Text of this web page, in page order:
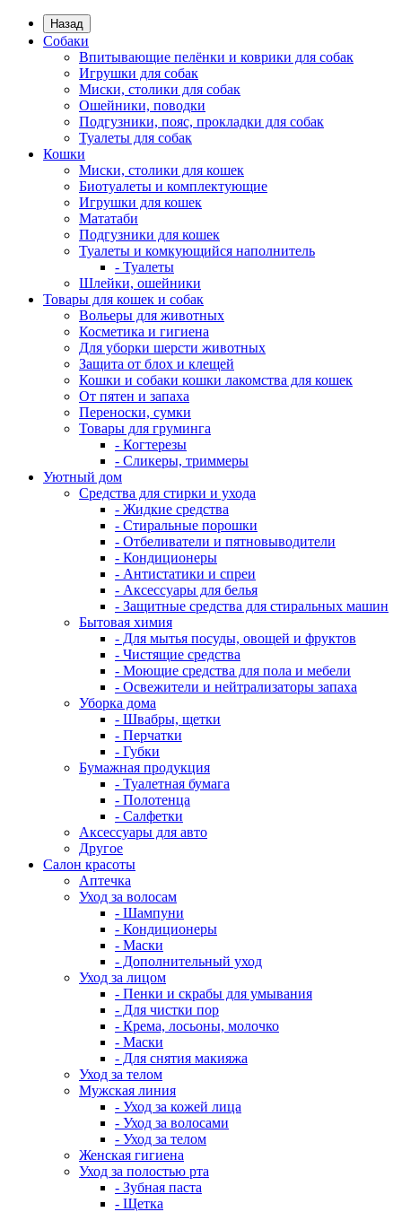
Назад
Собаки
Впитывающие пелёнки и коврики для собак
Игрушки для собак
Миски, столики для собак
Ошейники, поводки
Подгузники, пояс, прокладки для собак
Туалеты для собак
Кошки
Миски, столики для кошек
Биотуалеты и комплектующие
Игрушки для кошек
Мататаби
Подгузники для кошек
Туалеты и комкующийся наполнитель
- Туалеты
Шлейки, ошейники
Товары для кошек и собак
Вольеры для животных
Косметика и гигиена
Для уборки шерсти животных
Защита от блох и клещей
Кошки и собаки кошки лакомства для кошек
От пятен и запаха
Переноски, сумки
Товары для груминга
- Когтерезы
- Сликеры, триммеры
Уютный дом
Средства для стирки и ухода
- Жидкие средства
- Стиральные порошки
- Отбеливатели и пятновыводители
- Кондиционеры
- Антистатики и спреи
- Аксессуары для белья
- Защитные средства для стиральных машин
Бытовая химия
- Для мытья посуды, овощей и фруктов
- Чистящие средства
- Моющие средства для пола и мебели
- Освежители и нейтрализаторы запаха
Уборка дома
- Швабры, щетки
- Перчатки
- Губки
Бумажная продукция
- Туалетная бумага
- Полотенца
- Салфетки
Аксессуары для авто
Другое
Салон красоты
Аптечка
Уход за волосам
- Шампуни
- Кондиционеры
- Маски
- Дополнительный уход
Уход за лицом
- Пенки и скрабы для умывания
- Для чистки пор
- Крема, лосьоны, молочко
- Маски
- Для снятия макияжа
Уход за телом
Мужская линия
- Уход за кожей лица
- Уход за волосами
- Уход за телом
Женская гигиена
Уход за полостью рта
- Зубная паста
- Щетка